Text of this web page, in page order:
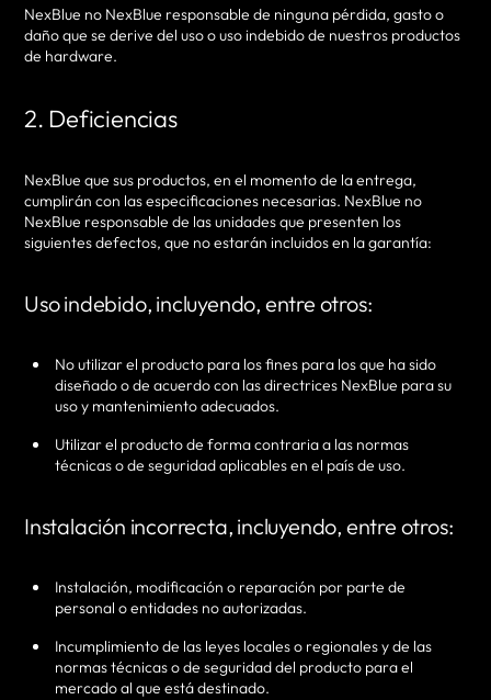
NexBlue no NexBlue responsable de ninguna pérdida, gasto o
daño que se derive del uso o uso indebido de nuestros productos
de hardware.
2. Deficiencias
NexBlue que sus productos, en el momento de la entrega,
cumplirán con las especificaciones necesarias. NexBlue no
NexBlue responsable de las unidades que presenten los
siguientes defectos, que no estarán incluidos en la garantía:
Uso indebido, incluyendo, entre otros:
No utilizar el producto para los fines para los que ha sido
diseñado o de acuerdo con las directrices NexBlue para su
uso y mantenimiento adecuados.
Utilizar el producto de forma contraria a las normas
técnicas o de seguridad aplicables en el país de uso.
Instalación incorrecta, incluyendo, entre otros:
Instalación, modificación o reparación por parte de
personal o entidades no autorizadas.
Incumplimiento de las leyes locales o regionales y de las
normas técnicas o de seguridad del producto para el
mercado al que está destinado.